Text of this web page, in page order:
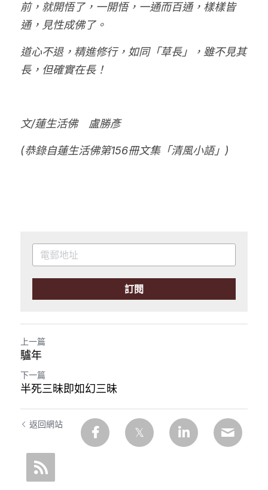
前，就開悟了，一開悟，一通而百通，樣樣皆
通，見性成佛了。
道心不退，精進修行，如同「草長」，雖不見其
長，但確實在長！
文/蓮生活佛　盧勝彥
(恭錄自蓮生活佛第156冊文集「清風小語」)
訂閱
上一篇
驢年
下一篇
半死三昧即如幻三昧
返回網站